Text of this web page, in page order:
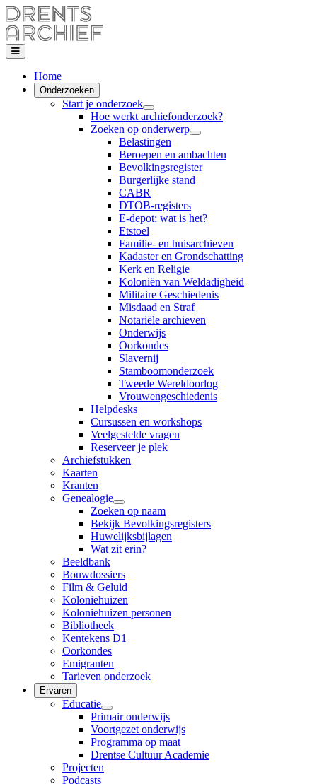
Home
Onderzoeken
Start je onderzoek
Hoe werkt archiefonderzoek?
Zoeken op onderwerp
Belastingen
Beroepen en ambachten
Bevolkingsregister
Burgerlijke stand
CABR
DTOB-registers
E-depot: wat is het?
Etstoel
Familie- en huisarchieven
Kadaster en Grondschatting
Kerk en Religie
Koloniën van Weldadigheid
Militaire Geschiedenis
Misdaad en Straf
Notariële archieven
Onderwijs
Oorkondes
Slavernij
Stamboomonderzoek
Tweede Wereldoorlog
Vrouwengeschiedenis
Helpdesks
Cursussen en workshops
Veelgestelde vragen
Reserveer je plek
Archiefstukken
Kaarten
Kranten
Genealogie
Zoeken op naam
Bekijk Bevolkingsregisters
Huwelijksbijlagen
Wat zit erin?
Beeldbank
Bouwdossiers
Film & Geluid
Koloniehuizen
Koloniehuizen personen
Bibliotheek
Kentekens D1
Oorkondes
Emigranten
Tarieven onderzoek
Ervaren
Educatie
Primair onderwijs
Voortgezet onderwijs
Programma op maat
Drentse Cultuur Academie
Projecten
Podcasts